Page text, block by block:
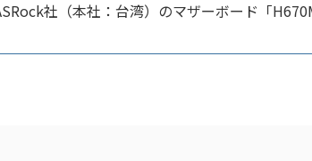
社（本社：台湾）のマザーボード「